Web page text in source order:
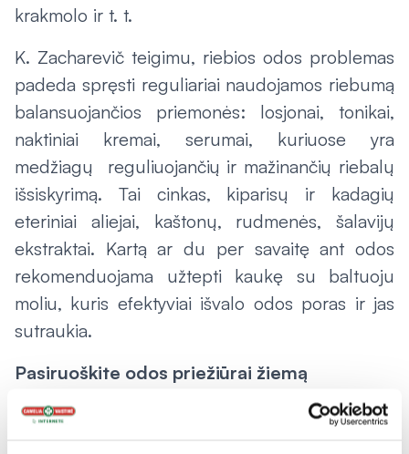
krakmolo ir t. t.
K. Zacharevič teigimu, riebios odos problemas
padeda spręsti reguliariai naudojamos riebumą
balansuojančios priemonės: losjonai, tonikai,
naktiniai kremai, serumai, kuriuose yra
medžiagų reguliuojančių ir mažinančių riebalų
išsiskyrimą. Tai cinkas, kiparisų ir kadagių
eteriniai aliejai, kaštonų, rudmenės, šalavijų
ekstraktai. Kartą ar du per savaitę ant odos
rekomenduojama užtepti kaukę su baltuoju
moliu, kuris efektyviai išvalo odos poras ir jas
sutraukia.
Pasiruoškite odos priežiūrai žiemą
„Nors ruduo dar vis džiugina gražiais orais,